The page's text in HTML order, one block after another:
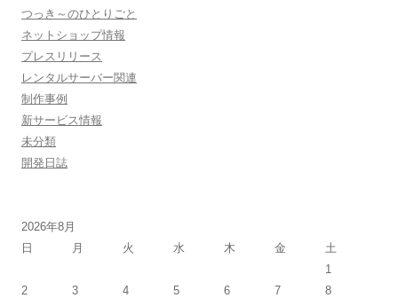
つっき～のひとりごと
ネットショップ情報
プレスリリース
レンタルサーバー関連
制作事例
新サービス情報
未分類
開発日誌
2026年8月
日
月 火 水 木 金
土
1
2
3 4 5 6 7
8